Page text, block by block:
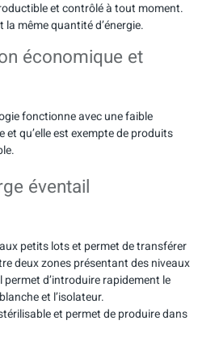
et contrôlé à tout moment.
même quantité d’énergie.
économique et
fonctionne avec une faible
et qu’elle est exempte de produits
éventail
petits lots et permet de transférer
deux zones présentant des niveaux
permet d’introduire rapidement le
et l’isolateur.
et permet de produire dans